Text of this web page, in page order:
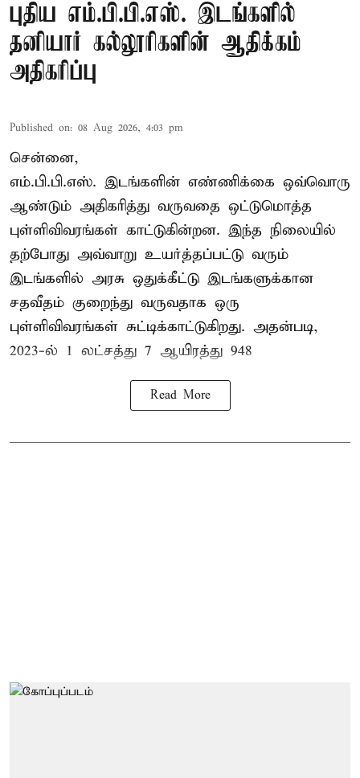
புதிய எம்.பி.பி.எஸ். இடங்களில்
தனியார் கல்லூரிகளின் ஆதிக்கம்
அதிகரிப்பு
Published on: 08 Aug 2026, 4:03 pm
சென்னை,
எம்.பி.பி.எஸ். இடங்களின் எண்ணிக்கை ஒவ்வொரு
ஆண்டும் அதிகரித்து வருவதை ஒட்டுமொத்த
புள்ளிவிவரங்கள் காட்டுகின்றன. இந்த நிலையில்
தற்போது அவ்வாறு உயர்த்தப்பட்டு வரும்
இடங்களில் அரசு ஒதுக்கீட்டு இடங்களுக்கான
சதவீதம் குறைந்து வருவதாக ஒரு
புள்ளிவிவரங்கள் சுட்டிக்காட்டுகிறது. அதன்படி,
2023-ல் 1 லட்சத்து 7 ஆயிரத்து 948
Read More